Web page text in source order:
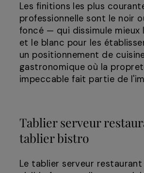
Les finitions les plus
professionnelle sont le noir
foncé — qui dissimule mieux
et le blanc pour les
un positionnement de
gastronomique où la
impeccable fait partie de
Tablier serveur
tablier bistro
Le tablier serveur